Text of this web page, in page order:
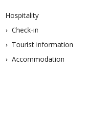
Hospitality
Check-in
Tourist information
Accommodation